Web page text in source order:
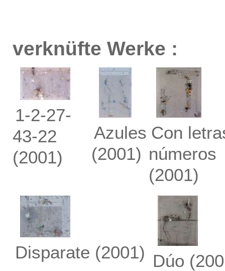
verknüfte Werke :
1-2-27-
43-22
(2001)
Azules
(2001)
Con
números
(2001)
Disparate (2001) Dúo